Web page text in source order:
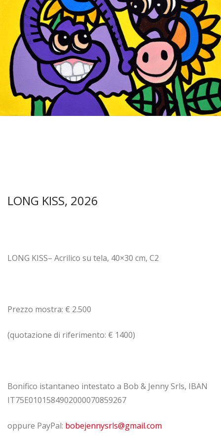
LONG KISS, 2026
LONG KISS– Acrilico su tela, 40×30 cm, C2
Prezzo mostra: € 2.500
(quotazione di riferimento: € 1400)
Bonifico istantaneo intestato a Bob & Jenny Srls, IBAN
IT75E0101584902000070859267
oppure PayPal: bobejennysrls@gmail.com